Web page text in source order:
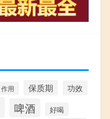
作用 保质期 功效
啤酒
好喝